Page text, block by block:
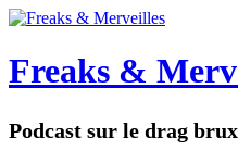
Freaks &
Podcast sur le drag